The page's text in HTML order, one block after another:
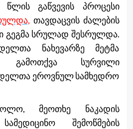
წლის გაწვევის პროცესი
თავდაცვის ძალების
გეგმა სრულად შესრულდა.
ნახევარზე მეტმა
გამოთქვა სურვილი
ეროვნულ სამხედრო
მეოთხე ნაკადის
შემოწმების